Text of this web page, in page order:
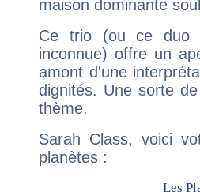
maison dominante
Ce trio (ou ce duo
inconnue) offre un
amont d'une
dignités. Une sorte
thème.
Sarah Class, voici
planètes :